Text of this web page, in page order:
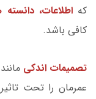
که اطلاعات،
کافی باشد.
تصمیمات اندکی
عمرمان را تحت